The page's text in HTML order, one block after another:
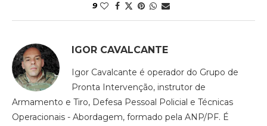
9
IGOR CAVALCANTE
Igor Cavalcante é operador do Grupo de
Pronta Intervenção, instrutor de
Armamento e Tiro, Defesa Pessoal Policial e Técnicas
Operacionais - Abordagem, formado pela ANP/PF. É